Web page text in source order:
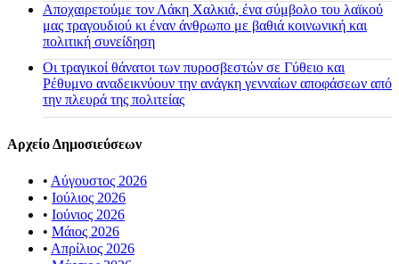
Αποχαιρετούμε τον Λάκη Χαλκιά, ένα σύμβολο του λαϊκού
μας τραγουδιού κι έναν άνθρωπο με βαθιά κοινωνική και
πολιτική συνείδηση
Οι τραγικοί θάνατοι των πυροσβεστών σε Γύθειο και
Ρέθυμνο αναδεικνύουν την ανάγκη γενναίων αποφάσεων από
την πλευρά της πολιτείας
Αρχείο Δημοσιεύσεων
• Αύγουστος 2026
• Ιούλιος 2026
• Ιούνιος 2026
• Μάιος 2026
• Απρίλιος 2026